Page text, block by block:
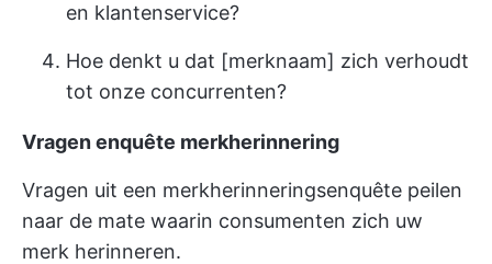
en klantenservice?
Hoe denkt u dat [merknaam] zich verhoudt
tot onze concurrenten?
Vragen enquête merkherinnering
Vragen uit een merkherinneringsenquête peilen
naar de mate waarin consumenten zich uw
merk herinneren.